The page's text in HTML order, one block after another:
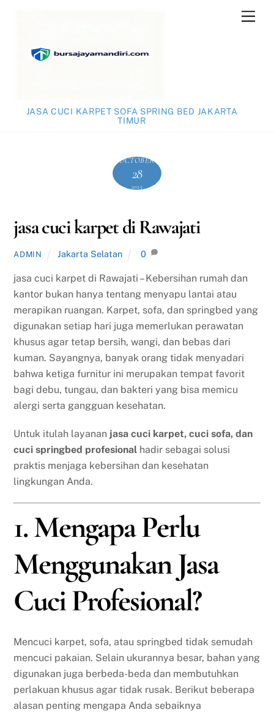
JASA CUCI KARPET SOFA SPRING BED JAKARTA
TIMUR
OCTOBER
28
2025
jasa cuci karpet di Rawajati
ADMIN Jakarta Selatan 0
jasa cuci karpet di Rawajati – Kebersihan rumah dan
kantor bukan hanya tentang menyapu lantai atau
merapikan ruangan. Karpet, sofa, dan springbed yang
digunakan setiap hari juga memerlukan perawatan
khusus agar tetap bersih, wangi, dan bebas dari
kuman. Sayangnya, banyak orang tidak menyadari
bahwa ketiga furnitur ini merupakan tempat favorit
bagi debu, tungau, dan bakteri yang bisa memicu
alergi serta gangguan kesehatan.
Untuk itulah layanan jasa cuci karpet, cuci sofa, dan
cuci springbed profesional hadir sebagai solusi
praktis menjaga kebersihan dan kesehatan
lingkungan Anda.
1. Mengapa Perlu
Menggunakan Jasa
Cuci Profesional?
Mencuci karpet, sofa, atau springbed tidak semudah
mencuci pakaian. Selain ukurannya besar, bahan yang
digunakan juga berbeda-beda dan membutuhkan
perlakuan khusus agar tidak rusak. Berikut beberapa
alasan penting mengapa Anda sebaiknya